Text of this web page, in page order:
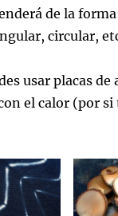
de la
circular,
usar placas de
el calor (por si